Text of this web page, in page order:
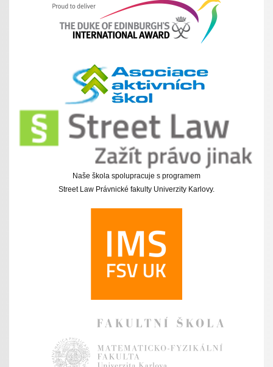
Naše škola spolupracuje s programem
Street Law Právnické fakulty Univerzity Karlovy.